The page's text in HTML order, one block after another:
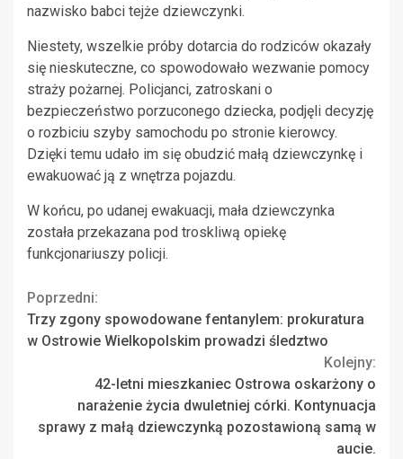
nazwisko babci tejże dziewczynki.
Niestety, wszelkie próby dotarcia do rodziców okazały
się nieskuteczne, co spowodowało wezwanie pomocy
straży pożarnej. Policjanci, zatroskani o
bezpieczeństwo porzuconego dziecka, podjęli decyzję
o rozbiciu szyby samochodu po stronie kierowcy.
Dzięki temu udało im się obudzić małą dziewczynkę i
ewakuować ją z wnętrza pojazdu.
W końcu, po udanej ewakuacji, mała dziewczynka
została przekazana pod troskliwą opiekę
funkcjonariuszy policji.
Continue
Reading
Poprzedni:
Trzy zgony spowodowane fentanylem: prokuratura
w Ostrowie Wielkopolskim prowadzi śledztwo
Kolejny:
42-letni mieszkaniec Ostrowa oskarżony o
narażenie życia dwuletniej córki. Kontynuacja
sprawy z małą dziewczynką pozostawioną samą w
aucie.